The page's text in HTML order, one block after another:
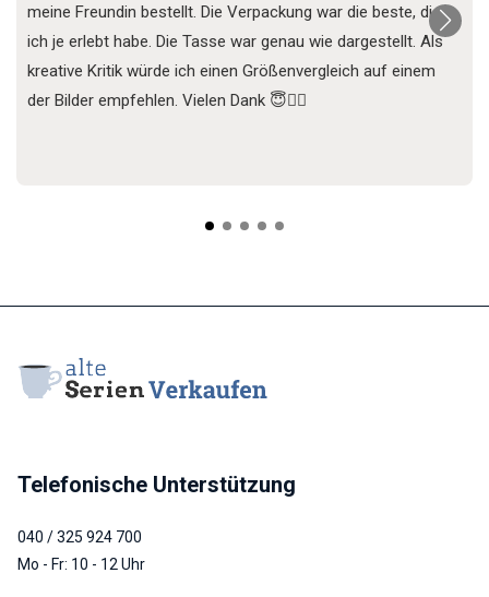
meine Freundin bestellt. Die Verpackung war die beste, die
ich je erlebt habe. Die Tasse war genau wie dargestellt. Als
kreative Kritik würde ich einen Größenvergleich auf einem
der Bilder empfehlen. Vielen Dank 😇✌🏼
Telefonische Unterstützung
040 / 325 924 700
Mo - Fr: 10 - 12 Uhr